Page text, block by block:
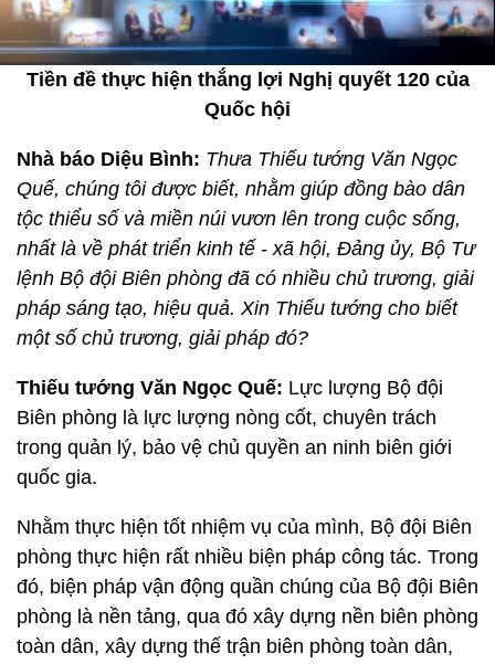
Tiền đề thực hiện thắng lợi Nghị quyết 120 của
Quốc hội
Nhà báo Diệu Bình: Thưa Thiếu tướng Văn Ngọc
Quế, chúng tôi được biết, nhằm giúp đồng bào dân
tộc thiểu số và miền núi vươn lên trong cuộc sống,
nhất là về phát triển kinh tế - xã hội, Đảng ủy, Bộ Tư
lệnh Bộ đội Biên phòng đã có nhiều chủ trương, giải
pháp sáng tạo, hiệu quả. Xin Thiếu tướng cho biết
một số chủ trương, giải pháp đó?
Thiếu tướng Văn Ngọc Quế: Lực lượng Bộ đội
Biên phòng là lực lượng nòng cốt, chuyên trách
trong quản lý, bảo vệ chủ quyền an ninh biên giới
quốc gia.
Nhằm thực hiện tốt nhiệm vụ của mình, Bộ đội Biên
phòng thực hiện rất nhiều biện pháp công tác. Trong
đó, biện pháp vận động quần chúng của Bộ đội Biên
phòng là nền tảng, qua đó xây dựng nền biên phòng
toàn dân, xây dựng thế trận biên phòng toàn dân,